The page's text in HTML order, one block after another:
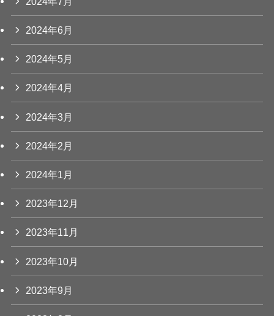
2024年6月
2024年5月
2024年4月
2024年3月
2024年2月
2024年1月
2023年12月
2023年11月
2023年10月
2023年9月